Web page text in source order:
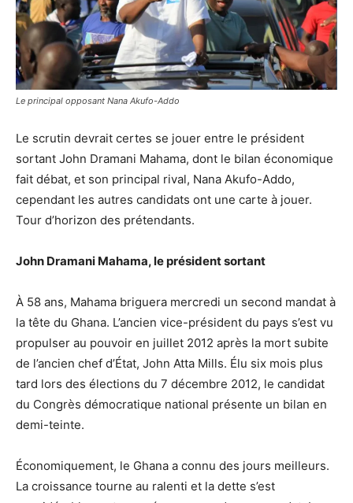
Le principal opposant Nana Akufo-Addo
Le scrutin devrait certes se jouer entre le président
sortant John Dramani Mahama, dont le bilan économique
fait débat, et son principal rival, Nana Akufo-Addo,
cependant les autres candidats ont une carte à jouer.
Tour d’horizon des prétendants.
John Dramani Mahama, le président sortant
À 58 ans, Mahama briguera mercredi un second mandat à
la tête du Ghana. L’ancien vice-président du pays s’est vu
propulser au pouvoir en juillet 2012 après la mort subite
de l’ancien chef d’État, John Atta Mills. Élu six mois plus
tard lors des élections du 7 décembre 2012, le candidat
du Congrès démocratique national présente un bilan en
demi-teinte.
Économiquement, le Ghana a connu des jours meilleurs.
La croissance tourne au ralenti et la dette s’est